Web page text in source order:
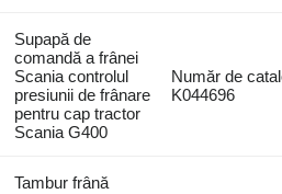
Supapă de
comandă a frânei
Scania controlul
presiunii de frânare
pentru cap tractor
Scania G400
Număr de
K044696
Tambur frână